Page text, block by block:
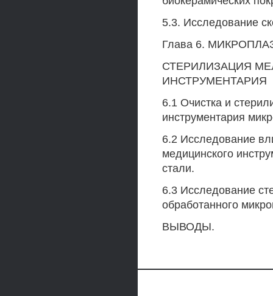
5.3. Исследование
Глава 6.
СТЕРИЛИЗАЦИЯ
ИНСТРУМЕНТАРИЯ
6.1 Очистка и
инструментария
6.2 Исследование
медицинского
стали.
6.3 Исследование
обработанного
ВЫВОДЫ.